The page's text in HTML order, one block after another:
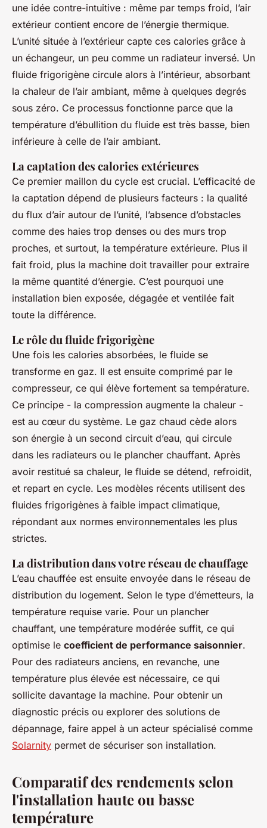
une idée contre-intuitive : même par temps froid, l’air
extérieur contient encore de l’énergie thermique.
L’unité située à l’extérieur capte ces calories grâce à
un échangeur, un peu comme un radiateur inversé. Un
fluide frigorigène circule alors à l’intérieur, absorbant
la chaleur de l’air ambiant, même à quelques degrés
sous zéro. Ce processus fonctionne parce que la
température d’ébullition du fluide est très basse, bien
inférieure à celle de l’air ambiant.
La captation des calories extérieures
Ce premier maillon du cycle est crucial. L’efficacité de
la captation dépend de plusieurs facteurs : la qualité
du flux d’air autour de l’unité, l’absence d’obstacles
comme des haies trop denses ou des murs trop
proches, et surtout, la température extérieure. Plus il
fait froid, plus la machine doit travailler pour extraire
la même quantité d’énergie. C’est pourquoi une
installation bien exposée, dégagée et ventilée fait
toute la différence.
Le rôle du fluide frigorigène
Une fois les calories absorbées, le fluide se
transforme en gaz. Il est ensuite comprimé par le
compresseur, ce qui élève fortement sa température.
Ce principe - la compression augmente la chaleur -
est au cœur du système. Le gaz chaud cède alors
son énergie à un second circuit d’eau, qui circule
dans les radiateurs ou le plancher chauffant. Après
avoir restitué sa chaleur, le fluide se détend, refroidit,
et repart en cycle. Les modèles récents utilisent des
fluides frigorigènes à faible impact climatique,
répondant aux normes environnementales les plus
strictes.
La distribution dans votre réseau de chauffage
L’eau chauffée est ensuite envoyée dans le réseau de
distribution du logement. Selon le type d’émetteurs, la
température requise varie. Pour un plancher
chauffant, une température modérée suffit, ce qui
optimise le coefficient de performance saisonnier.
Pour des radiateurs anciens, en revanche, une
température plus élevée est nécessaire, ce qui
sollicite davantage la machine. Pour obtenir un
diagnostic précis ou explorer des solutions de
dépannage, faire appel à un acteur spécialisé comme
Solarnity permet de sécuriser son installation.
Comparatif des rendements selon
l'installation haute ou basse
température